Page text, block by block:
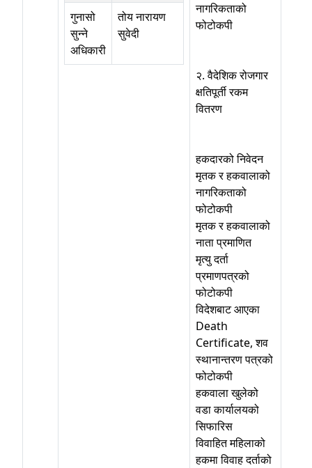
गुनासो
सुन्ने
अधिकारी
तोय नारायण
सुवेदी
नागरिकताको
फोटोकपी
२. वैदेशिक रोजगार
क्षतिपूर्ती रकम
वितरण
हकदारको निवेदन
मृतक र हकवालाको
नागरिकताको
फोटोकपी
मृतक र हकवालाको
नाता प्रमाणित
मृत्यु दर्ता
प्रमाणपत्रको
फोटोकपी
विदेशबाट आएका
Death
Certificate, शव
स्थानान्तरण पत्रको
फोटोकपी
हकवाला खुलेको
वडा कार्यालयको
सिफारिस
विवाहित महिलाको
हकमा विवाह दर्ताको